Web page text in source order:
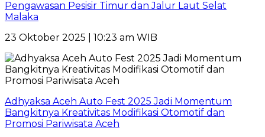
Pengawasan Pesisir Timur dan Jalur Laut Selat
Malaka
23 Oktober 2025 | 10:23 am WIB
Adhyaksa Aceh Auto Fest 2025 Jadi Momentum
Bangkitnya Kreativitas Modifikasi Otomotif dan
Promosi Pariwisata Aceh